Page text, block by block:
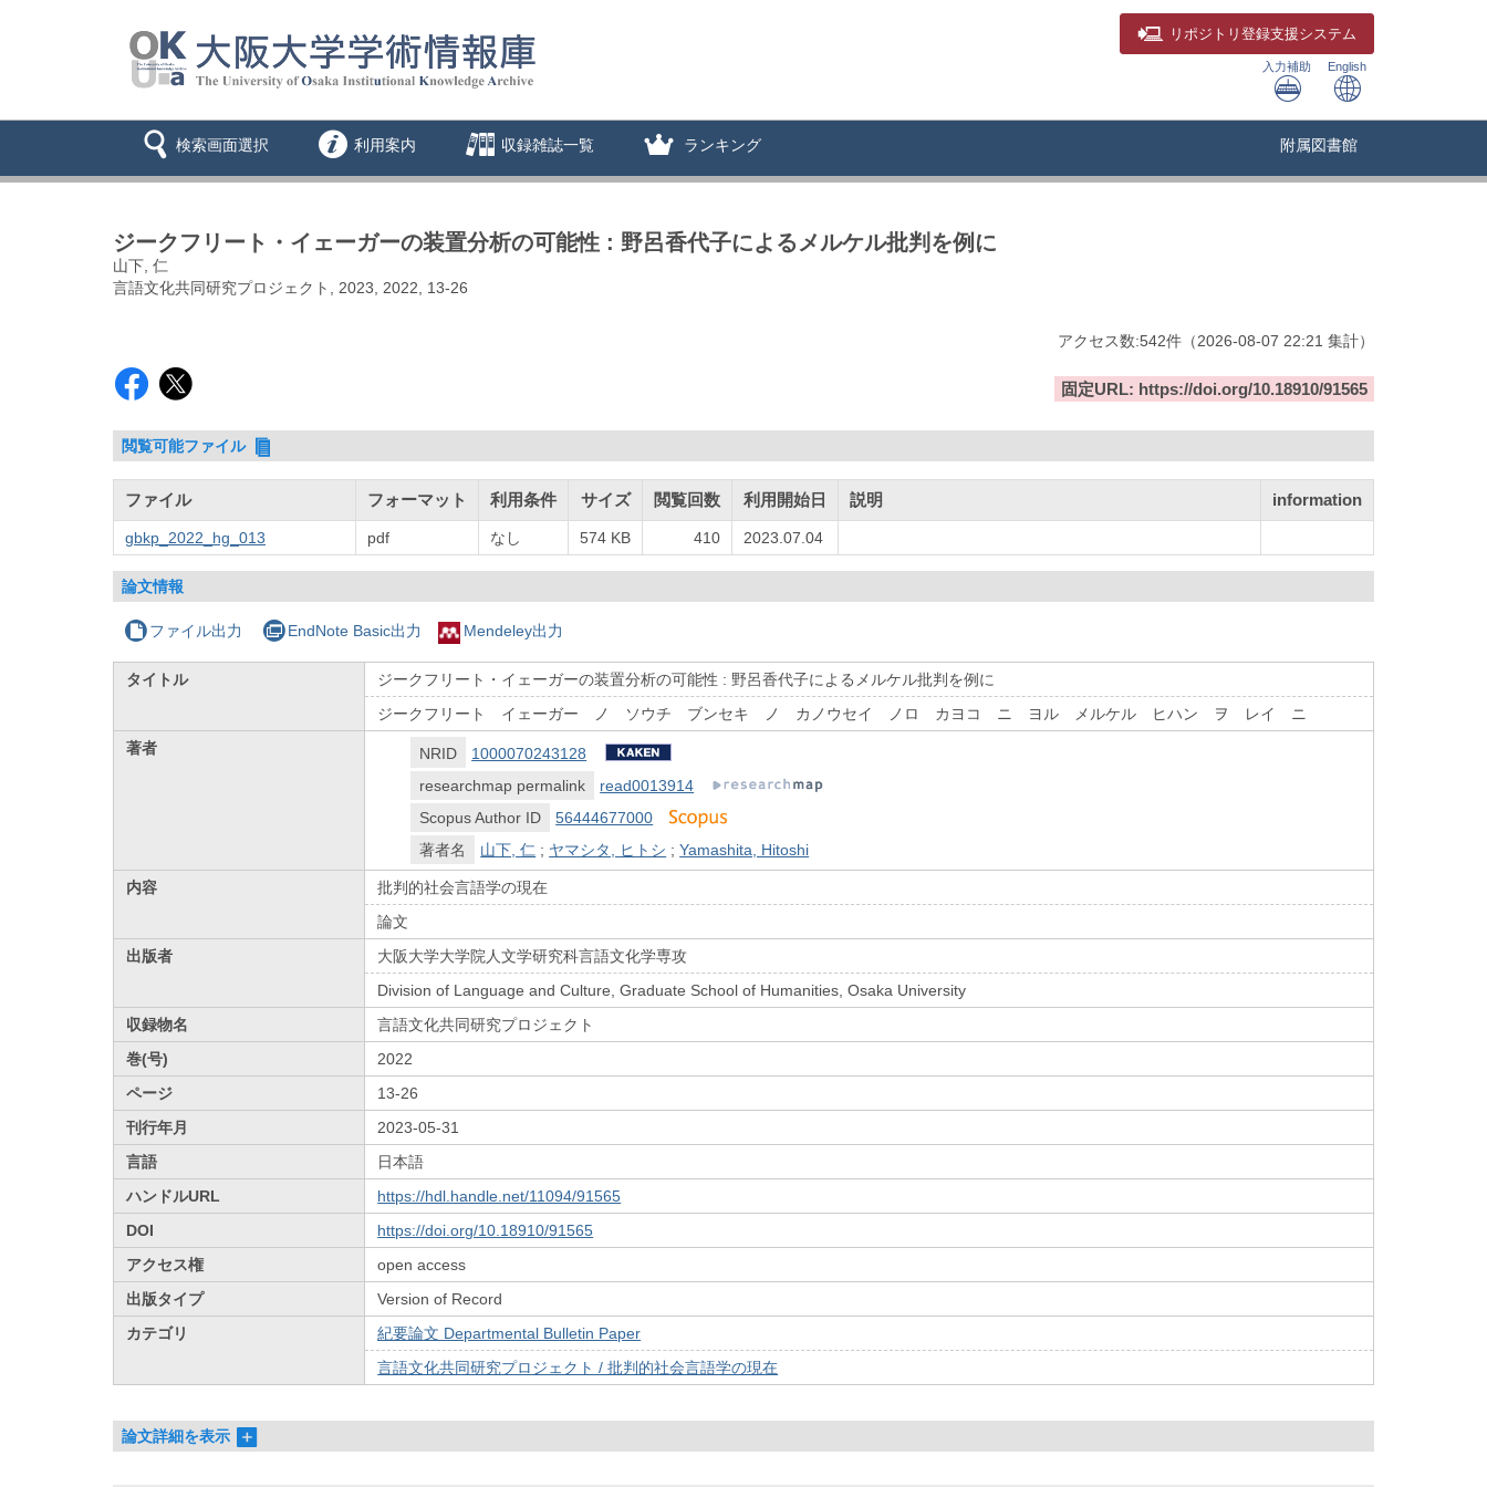
リポジトリ 登録支援システム
入力補助 English
検索画面選択 利用案内 収録雑誌一覧 ランキング 附属図書館
ジークフリート・イェーガーの装置分析の可能性 : 野呂香代子によるメルケル批判を例に
山下, 仁
言語文化共同研究プロジェクト, 2023, 2022, 13-26
アクセス数:542件 （2026-08-07 22:21 集計）
固定URL: https://doi.org/10.18910/91565
閲覧可能ファイル
ファイル フォーマット 利用条件 サイズ 閲覧回数 利用開始日 説明 information
gbkp_2022_hg_013 pdf なし 574 KB 410 2023.07.04
論文情報
ファイル出力 EndNote Basic出力 Mendeley出力
タイトル
ジークフリート・イェーガーの装置分析の可能性 : 野呂香代子によるメルケル批判を例に
ジークフリート イェーガー ノ ソウチ ブンセキ ノ カノウセイ ノロ カヨコ ニ ヨル メルケル ヒハン ヲ レイ ニ
著者
NRID
1000070243128
researchmap permalink
read0013914
Scopus Author ID
56444677000
著者名
山下, 仁 ; ヤマシタ, ヒトシ ;Yamashita, Hitoshi
内容
批判的社会言語学の現在
論文
出版者
大阪大学大学院人文学研究科言語文化学専攻
Division of Language and Culture, Graduate School of Humanities, Osaka University
収録物名
言語文化共同研究プロジェクト
巻(号)
2022
ページ
13-26
刊行年月
2023-05-31
言語
日本語
ハンドルURL
https://hdl.handle.net/11094/91565
DOI
https://doi.org/10.18910/91565
アクセス権
open access
出版タイプ
Version of Record
カテゴリ
紀要論文 Departmental Bulletin Paper
言語文化共同研究プロジェクト / 批判的社会言語学の現在
論文詳細を表示